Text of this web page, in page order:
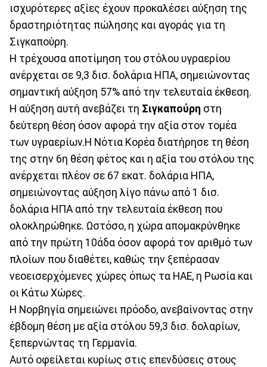
ισχυρότερες αξίες έχουν προκαλέσει αύξηση της
δραστηριότητας πώλησης και αγοράς για τη
Σιγκαπούρη.
Η τρέχουσα αποτίμηση του στόλου υγραερίου
ανέρχεται σε 9,3 δισ. δολάρια ΗΠΑ, σημειώνοντας
σημαντική αύξηση 57% από την τελευταία έκθεση.
Η αύξηση αυτή ανεβάζει τη Σιγκαπούρη στη
δεύτερη θέση όσον αφορά την αξία στον τομέα
των υγραερίων.Η Νότια Κορέα διατήρησε τη θέση
της στην 6η θέση φέτος και η αξία του στόλου της
ανέρχεται πλέον σε 67 εκατ. δολάρια ΗΠΑ,
σημειώνοντας αύξηση λίγο πάνω από 1 δισ.
δολάρια ΗΠΑ από την τελευταία έκθεση που
ολοκληρώθηκε. Ωστόσο, η χώρα απομακρύνθηκε
από την πρώτη 10άδα όσον αφορά τον αριθμό των
πλοίων που διαθέτει, καθώς την ξεπέρασαν
νεοεισερχόμενες χώρες όπως τα ΗΑΕ, η Ρωσία και
οι Κάτω Χώρες.
Η Νορβηγία σημειώνει πρόοδο, ανεβαίνοντας στην
έβδομη θέση με αξία στόλου 59,3 δισ. δολαρίων,
ξεπερνώντας τη Γερμανία.
Αυτό οφείλεται κυρίως στις επενδύσεις στους